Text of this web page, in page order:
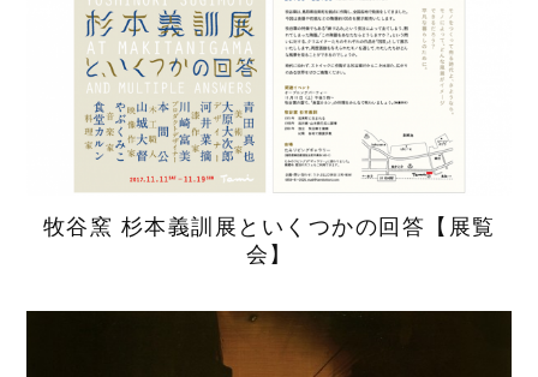
牧谷窯 杉本義訓展といくつかの回答【展覧
会】